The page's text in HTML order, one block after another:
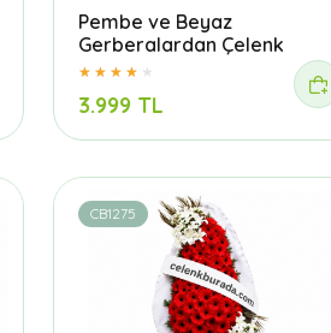
Pembe ve Beyaz
Gerberalardan Çelenk
3.999 TL
CB1275